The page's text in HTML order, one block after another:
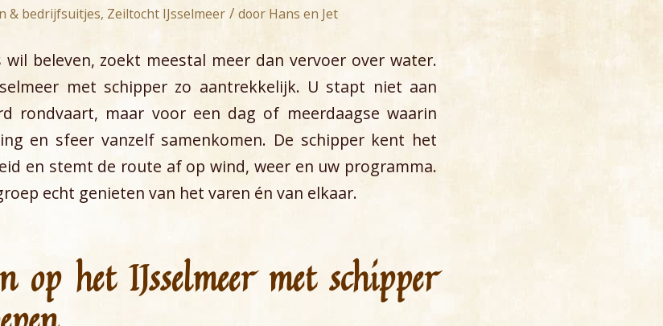
& bedrijfsuitjes, Zeiltocht IJsselmeer / door Hans en Jet
beleven, zoekt meestal meer dan vervoer over water.
met schipper zo aantrekkelijk. U stapt niet aan
rondvaart, maar voor een dag of meerdaagse waarin
en sfeer vanzelf samenkomen. De schipper kent het
en stemt de route af op wind, weer en uw programma.
echt genieten van het varen én van elkaar.
op het IJsselmeer met schipper